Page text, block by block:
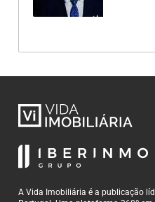
A Vida Imobiliária é a publicação